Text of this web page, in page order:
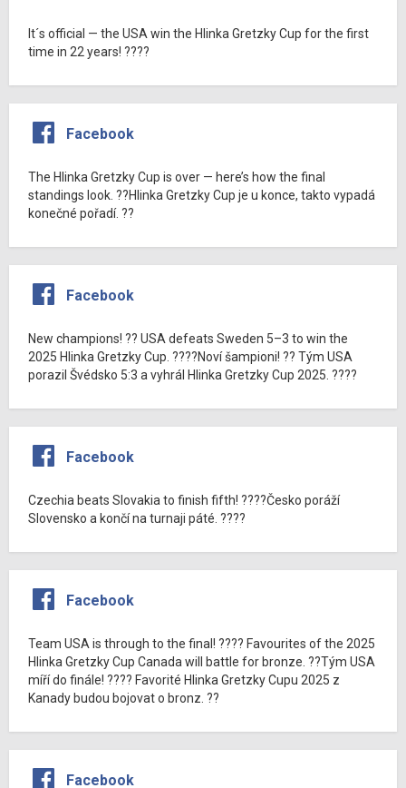
It´s official — the USA win the Hlinka Gretzky Cup for the first
time in 22 years! ????
Facebook
The Hlinka Gretzky Cup is over — here’s how the final
standings look. ??Hlinka Gretzky Cup je u konce, takto vypadá
konečné pořadí. ??
Facebook
New champions! ?? USA defeats Sweden 5–3 to win the
2025 Hlinka Gretzky Cup. ????Noví šampioni! ?? Tým USA
porazil Švédsko 5:3 a vyhrál Hlinka Gretzky Cup 2025. ????
Facebook
Czechia beats Slovakia to finish fifth! ????Česko poráží
Slovensko a končí na turnaji páté. ????
Facebook
Team USA is through to the final! ???? Favourites of the 2025
Hlinka Gretzky Cup Canada will battle for bronze. ??Tým USA
míří do finále! ???? Favorité Hlinka Gretzky Cupu 2025 z
Kanady budou bojovat o bronz. ??
Facebook